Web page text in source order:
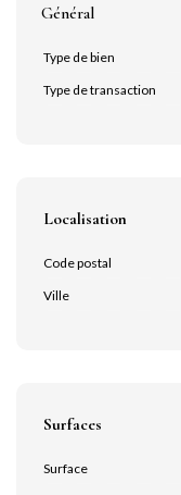
Général
Type de bien
Type de transaction
Localisation
Code postal
Ville
Surfaces
Surface